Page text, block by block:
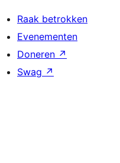
Raak betrokken
Evenementen
Doneren ↗
Swag ↗